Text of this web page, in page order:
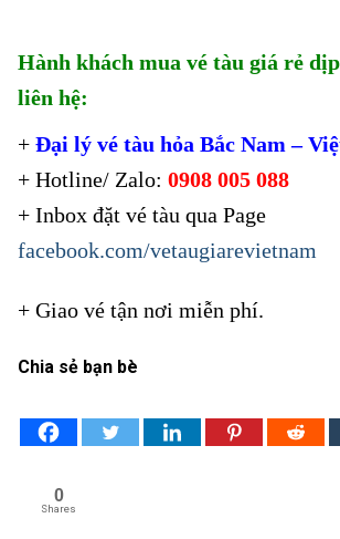
Hành khách mua vé tàu giá rẻ
liên hệ:
+ Đại lý vé tàu hỏa Bắc Nam –
+ Hotline/ Zalo: 0908 005 088
+ Inbox đặt vé tàu qua Page
facebook.com/vetaugiarevietnam
+ Giao vé tận nơi miễn phí.
Chia sẻ bạn bè
0
Shares